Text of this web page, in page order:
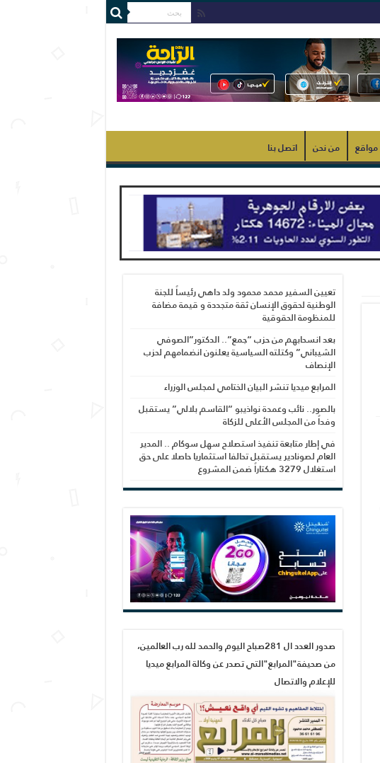
مواقع من نحن اتصل بنا
تعيين السفير محمد محمود ولد داهي رئيساً للجنة
الوطنية لحقوق الإنسان ثقة متجددة و قيمة مضافة
للمنظومة الحقوقية
بعد انسحابهم من حزب “جمع”.. الدكتور”الصوفي
الشيباني” وكتلته السياسية يعلنون انضمامهم لحزب
الإنصاف
المرابع ميديا تنشر البيان الختامي لمجلس الوزراء
بالصور.. نائب وعمدة نواذيبو “القاسم بلالي” يستقبل
وفداً من المجلس الأعلى للزكاة
في إطار متابعة تنفيذ استصلاح سهل سوكام .. المدير
العام لصونادير يستقبل تحالفا استثماريا حاصلا على حق
استغلال 3279 هكتاراً ضمن المشروع
صدور العدد ال 281صباح اليوم والحمد لله رب العالمين،
من صحيفة"المرابع"التي تصدر عن وكالة المرابع ميديا
للإعلام والاتصال